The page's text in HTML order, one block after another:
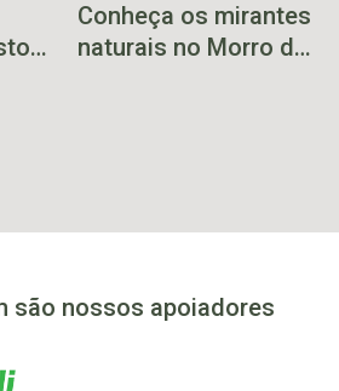
Conheça os mirantes
naturais no Morro do
são nossos apoiadores